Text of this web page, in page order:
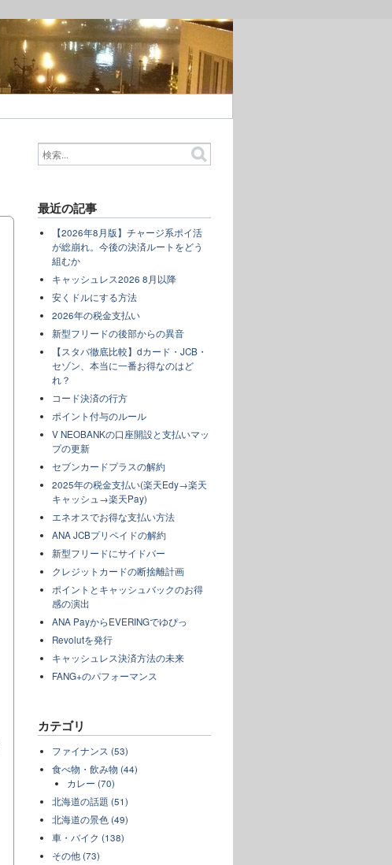
最近の記事
【2026年8月版】チャージ系ポイ活
が総崩れ。今後の決済ルートをどう
組むか
キャッシュレス2026 8月以降
安くドルにする方法
2026年の税金支払い
新型フリードの後部からの異音
【スタバ徹底比較】dカード・JCB・
セゾン、本当に一番お得なのはど
れ？
コード決済の行方
ポイント付与のルール
V NEOBANKの口座開設と支払いマッ
プの更新
セブンカードプラスの解約
2025年の税金支払い(楽天Edy→楽天
キャッシュ→楽天Pay)
エネオスでお得な支払い方法
ANA JCBプリペイドの解約
新型フリードにサイドバー
クレジットカードの断捨離計画
ポイントとキャッシュバックのお得
感の演出
ANA PayからEVERINGでゆぴっ
Revolutを発行
キャッシュレス決済方法の未来
FANG+のパフォーマンス
カテゴリ
ファイナンス (53)
食べ物・飲み物 (44)
カレー (70)
北海道の話題 (51)
北海道の景色 (49)
車・バイク (138)
その他 (73)